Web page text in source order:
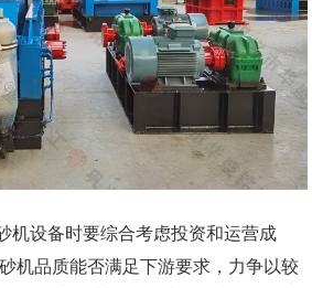
设备时要综合考虑投资和运营成
机品质能否满足下游要求，力争以较